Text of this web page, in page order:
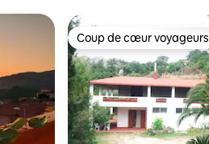
: 4,96 sur 5
Coup de cœur voyageurs
Coup de cœur voyageurs